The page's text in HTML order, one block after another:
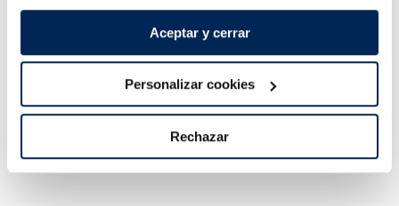
Aceptar y cerrar
Personalizar cookies
Rechazar